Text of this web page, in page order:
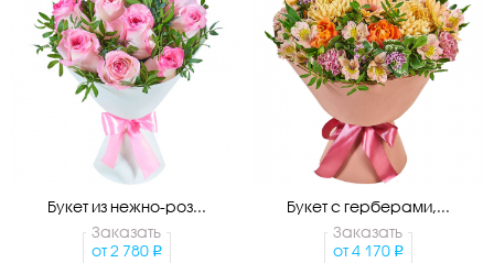
Букет из нежно-роз...
Заказать
от 2 780
Букет с герберами,...
Заказать
от 4 170